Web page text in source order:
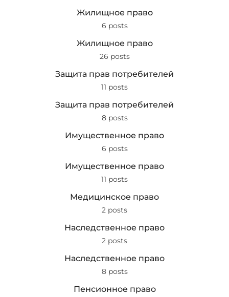
Жилищное право
6 posts
Жилищное право
26 posts
Защита прав потребителей
11 posts
Защита прав потребителей
8 posts
Имущественное право
6 posts
Имущественное право
11 posts
Медицинское право
2 posts
Наследственное право
2 posts
Наследственное право
8 posts
Пенсионное право